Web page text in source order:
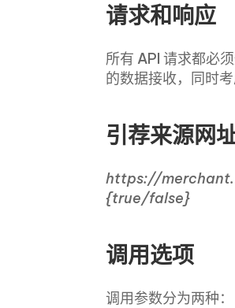
请求和响应
所有 API 请求都必
的数据接收，同时
引荐来源网
https://
{true/false}
调用选项
调用参数分为两种：